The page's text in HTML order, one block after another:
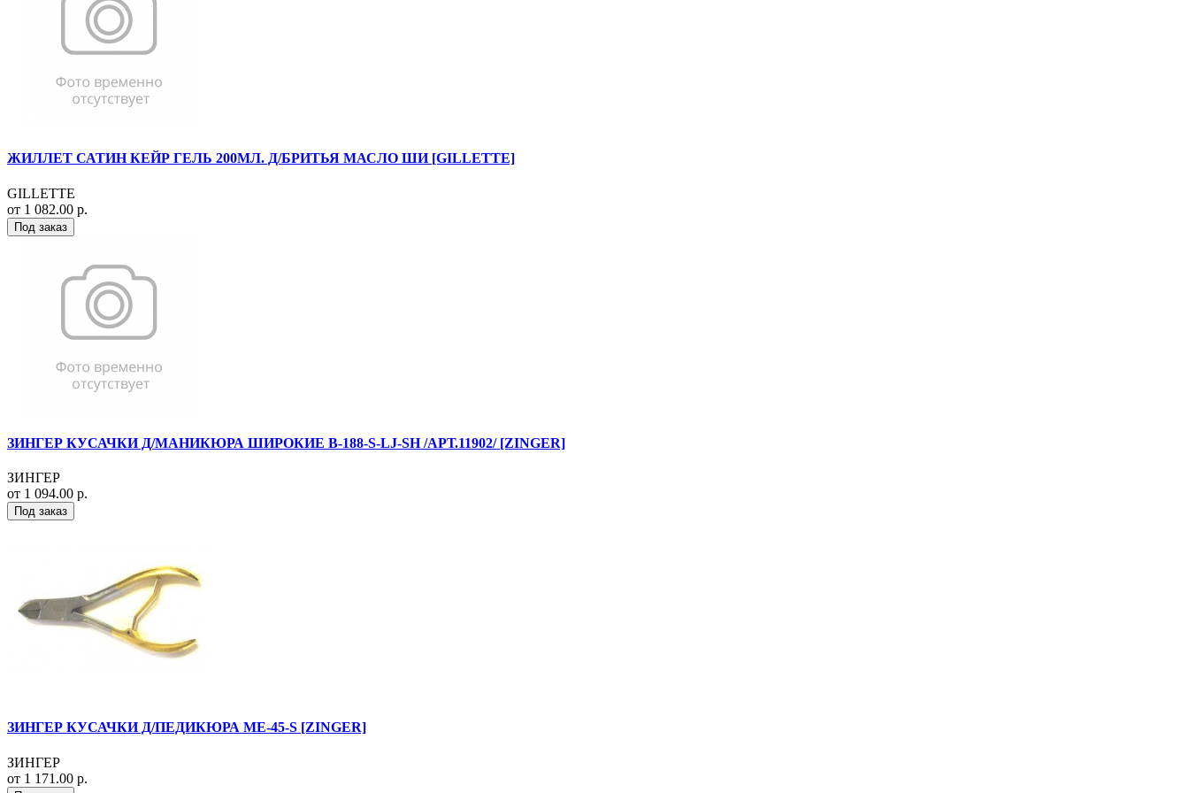
ЖИЛЛЕТ САТИН КЕЙР ГЕЛЬ 200МЛ. Д/БРИТЬЯ МАСЛО ШИ [GILLETTE]
GILLETTE
от 1 082.00 р.
Под заказ
ЗИНГЕР КУСАЧКИ Д/МАНИКЮРА ШИРОКИЕ B-188-S-LJ-SH /АРТ.11902/ [ZINGER]
ЗИНГЕР
от 1 094.00 р.
Под заказ
ЗИНГЕР КУСАЧКИ Д/ПЕДИКЮРА ME-45-S [ZINGER]
ЗИНГЕР
от 1 171.00 р.